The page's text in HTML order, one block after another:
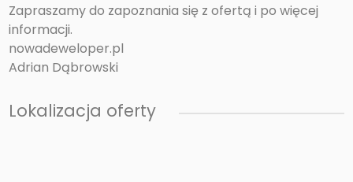
Zapraszamy do zapoznania się z ofertą i po więcej
informacji.
nowadeweloper.pl
Adrian Dąbrowski
Lokalizacja oferty